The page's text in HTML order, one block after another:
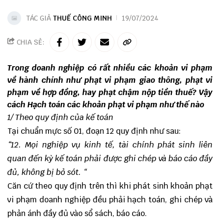
TÁC GIẢ THUẾ CÔNG MINH 19/07/2024
CHIA SẺ:
Trong doanh nghiệp có rất nhiều các khoản vi phạm
về hành chính như phạt vi phạm giao thông, phạt vi
phạm về hợp đồng, hay phạt chậm nộp tiền thuế? Vậy
cách Hạch toán các khoản phạt vi phạm như thế nào
1/ Theo quy định của kế toán
Tại chuẩn mực số 01, đoạn 12 quy định như sau:
“12. Mọi nghiệp vụ kinh tế, tài chính phát sinh liên
quan đến kỳ kế toán phải được ghi chép và báo cáo đầy
đủ, không bị bỏ sót. “
Căn cứ theo quy định trên thì khi phát sinh khoản phạt
vi phạm doanh nghiệp đều phải hạch toán, ghi chép và
phản ánh đầy đủ vào sổ sách, báo cáo.